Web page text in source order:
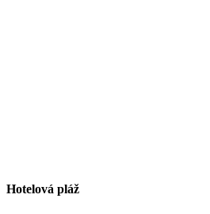
Hotelová pláž